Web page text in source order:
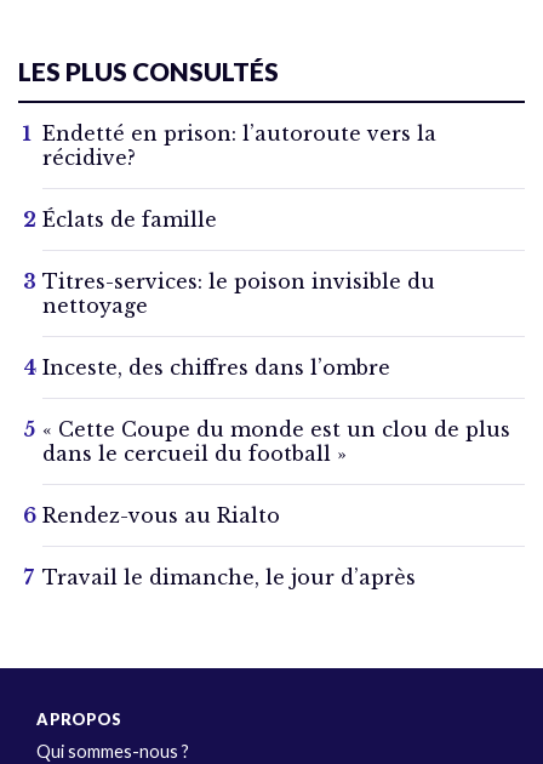
LES PLUS CONSULTÉS
Endetté en prison: l’autoroute vers la
récidive?
Éclats de famille
Titres-services: le poison invisible du
nettoyage
Inceste, des chiffres dans l’ombre
« Cette Coupe du monde est un clou de plus
dans le cercueil du football »
Rendez-vous au Rialto
Travail le dimanche, le jour d’après
A PROPOS
Qui sommes-nous ?